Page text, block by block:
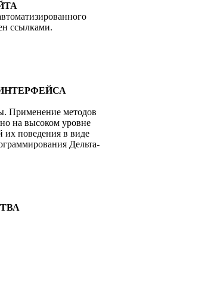
ссылками.
Применение методов
на высоком уровне
поведения в виде
Дельта-